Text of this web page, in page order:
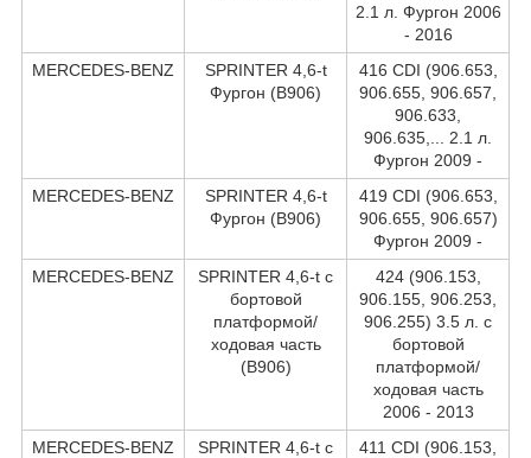
2.1 л. Фургон 2006
- 2016
MERCEDES-BENZ
SPRINTER 4,6-t
Фургон (B906)
416 CDI (906.653,
906.655, 906.657,
906.633,
906.635,... 2.1 л.
Фургон 2009 -
MERCEDES-BENZ
SPRINTER 4,6-t
Фургон (B906)
419 CDI (906.653,
906.655, 906.657)
Фургон 2009 -
MERCEDES-BENZ
SPRINTER 4,6-t c
бортовой
платформой/
ходовая часть
(B906)
424 (906.153,
906.155, 906.253,
906.255) 3.5 л. c
бортовой
платформой/
ходовая часть
2006 - 2013
MERCEDES-BENZ
SPRINTER 4,6-t c
411 CDI (906.153,